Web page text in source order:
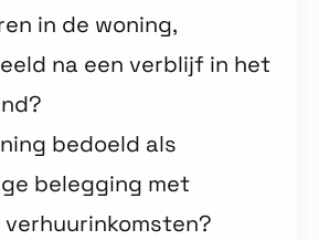
in de woning,
na een verblijf in het
bedoeld als
belegging met